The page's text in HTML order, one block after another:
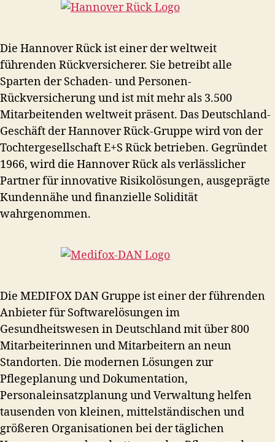
Die Hannover Rück ist einer der weltweit
führenden Rückversicherer. Sie betreibt alle
Sparten der Schaden- und Personen-
Rückversicherung und ist mit mehr als 3.500
Mitarbeitenden weltweit präsent. Das Deutschland-
Geschäft der Hannover Rück-Gruppe wird von der
Tochtergesellschaft E+S Rück betrieben. Gegründet
1966, wird die Hannover Rück als verlässlicher
Partner für innovative Risikolösungen, ausgeprägte
Kundennähe und finanzielle Solidität
wahrgenommen.
Die MEDIFOX DAN Gruppe ist einer der führenden
Anbieter für Softwarelösungen im
Gesundheitswesen in Deutschland mit über 800
Mitarbeiterinnen und Mitarbeitern an neun
Standorten. Die modernen Lösungen zur
Pflegeplanung und Dokumentation,
Personaleinsatzplanung und Verwaltung helfen
tausenden von kleinen, mittelständischen und
größeren Organisationen bei der täglichen